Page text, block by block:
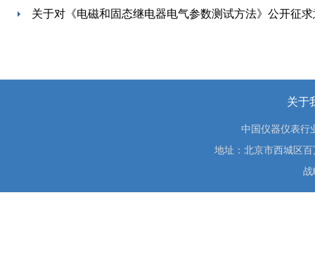
关于对《电磁和固态继电器电气参数测试方法》公开征
关于
中国仪器仪表
地址：北京市西城区
战